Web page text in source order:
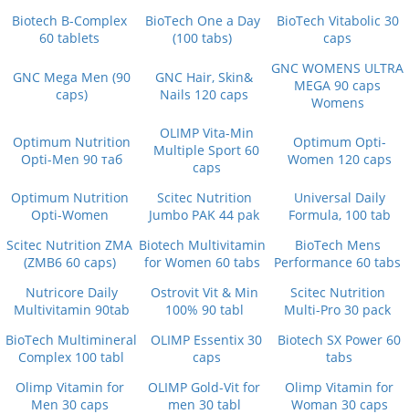
Biotech B-Complex
60 tablets
BioTech One a Day
(100 tabs)
BioTech Vitabolic 30
caps
GNC Mega Men (90
caps)
GNC Hair, Skin&
Nails 120 caps
GNC WOMENS ULTRA
MEGA 90 caps
Womens
Optimum Nutrition
Opti-Men 90 таб
OLIMP Vita-Min
Multiple Sport 60
caps
Optimum Opti-
Women 120 caps
Optimum Nutrition
Opti-Women
Scitec Nutrition
Jumbo PAK 44 pak
Universal Daily
Formula, 100 tab
Scitec Nutrition ZMA
(ZMB6 60 caps)
Biotech Multivitamin
for Women 60 tabs
BioTech Mens
Performance 60 tabs
Nutricore Daily
Multivitamin 90tab
Ostrovit Vit & Min
100% 90 tabl
Scitec Nutrition
Multi-Pro 30 pack
BioTech Multimineral
Complex 100 tabl
OLIMP Essentix 30
caps
Biotech SX Power 60
tabs
Olimp Vitamin for
Men 30 caps
OLIMP Gold-Vit for
men 30 tabl
Olimp Vitamin for
Woman 30 caps